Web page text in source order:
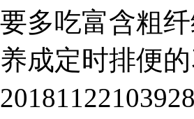
要多吃富含粗
养成定时排便